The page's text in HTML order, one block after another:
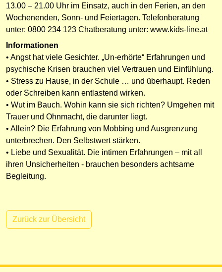
13.00 – 21.00 Uhr im Einsatz, auch in den Ferien, an den
Wochenenden, Sonn- und Feiertagen. Telefonberatung
unter: 0800 234 123 Chatberatung unter: www.kids-line.at
Informationen
• Angst hat viele Gesichter. „Un-erhörte“ Erfahrungen und
psychische Krisen brauchen viel Vertrauen und Einfühlung.
• Stress zu Hause, in der Schule … und überhaupt. Reden
oder Schreiben kann entlastend wirken.
• Wut im Bauch. Wohin kann sie sich richten? Umgehen mit
Trauer und Ohnmacht, die darunter liegt.
• Allein? Die Erfahrung von Mobbing und Ausgrenzung
unterbrechen. Den Selbstwert stärken.
• Liebe und Sexualität. Die intimen Erfahrungen – mit all
ihren Unsicherheiten - brauchen besonders achtsame
Begleitung.
Zurück zur Übersicht